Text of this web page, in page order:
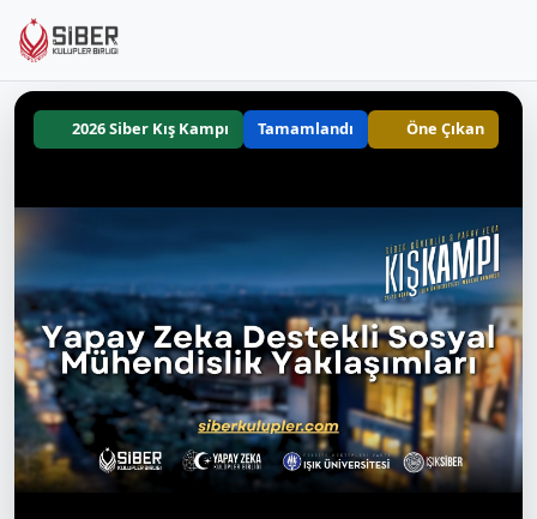
2026 Siber Kış Kampı Tamamlandı Öne Çıkan